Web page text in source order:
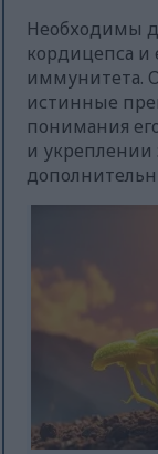
Необходимы
кордицепса и
иммунитета.
истинные
понимания
и